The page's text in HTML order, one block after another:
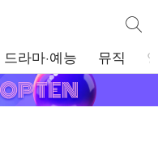
통합
드라마·예능 뮤직